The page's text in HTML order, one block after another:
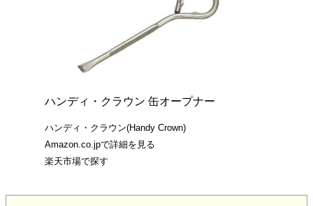
ハンディ・クラウン 缶オープナー
ハンディ・クラウン(Handy Crown)
Amazon.co.jpで詳細を見る
楽天市場で探す